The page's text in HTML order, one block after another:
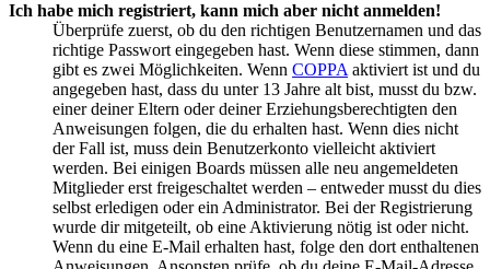
Ich habe mich registriert, kann mich aber nicht anmelden!
Überprüfe zuerst, ob du den richtigen Benutzernamen und das
richtige Passwort eingegeben hast. Wenn diese stimmen, dann
gibt es zwei Möglichkeiten. Wenn COPPA aktiviert ist und du
angegeben hast, dass du unter 13 Jahre alt bist, musst du bzw.
einer deiner Eltern oder deiner Erziehungsberechtigten den
Anweisungen folgen, die du erhalten hast. Wenn dies nicht
der Fall ist, muss dein Benutzerkonto vielleicht aktiviert
werden. Bei einigen Boards müssen alle neu angemeldeten
Mitglieder erst freigeschaltet werden – entweder musst du dies
selbst erledigen oder ein Administrator. Bei der Registrierung
wurde dir mitgeteilt, ob eine Aktivierung nötig ist oder nicht.
Wenn du eine E-Mail erhalten hast, folge den dort enthaltenen